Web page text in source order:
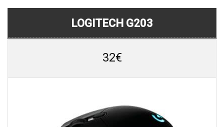
LOGITECH G203
32€